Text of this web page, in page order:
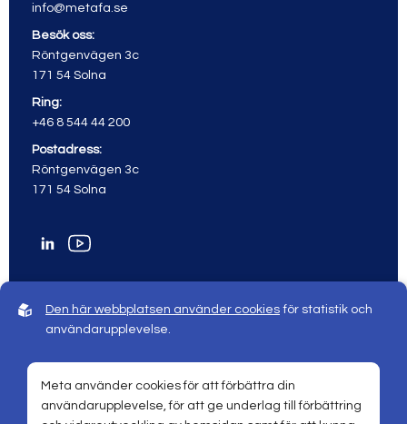
info@metafa.se
Besök oss:
Röntgenvägen 3c
171 54 Solna
Ring:
+46 8 544 44 200
Postadress:
Röntgenvägen 3c
171 54 Solna
© 2026 Meta All rights reserved
Den här webbplatsen använder cookies för statistik och
användarupplevelse.
Meta använder cookies för att förbättra din
användarupplevelse, för att ge underlag till förbättring